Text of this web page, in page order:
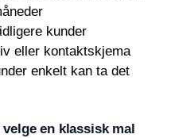
kunder
eller kontaktskjema
enkelt kan ta det
en klassisk mal